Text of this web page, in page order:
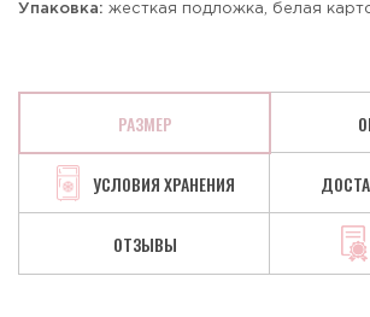
Упаковка: жесткая подложка, белая
РАЗМЕР
УСЛОВИЯ ХРАНЕНИЯ
ОТЗЫВЫ